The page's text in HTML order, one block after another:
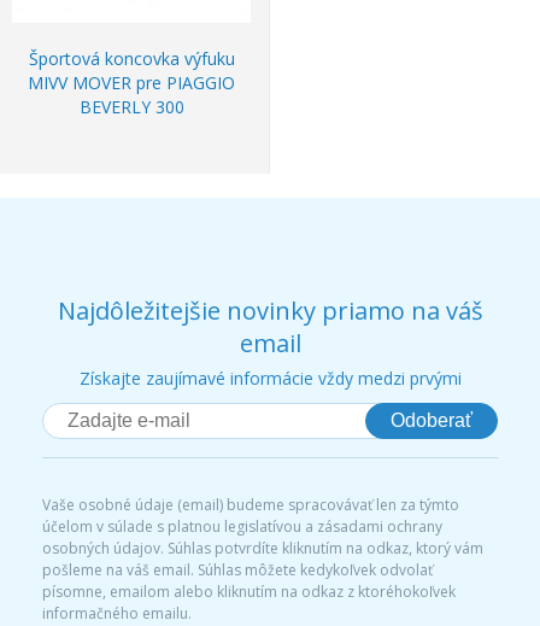
Športová koncovka výfuku
MIVV MOVER pre PIAGGIO
BEVERLY 300
Najdôležitejšie novinky priamo na váš
email
Získajte zaujímavé informácie vždy medzi prvými
Odoberať
Vaše osobné údaje (email) budeme spracovávať len za týmto
účelom v súlade s platnou legislatívou a zásadami ochrany
osobných údajov. Súhlas potvrdíte kliknutím na odkaz, ktorý vám
pošleme na váš email. Súhlas môžete kedykoľvek odvolať
písomne, emailom alebo kliknutím na odkaz z ktoréhokoľvek
informačného emailu.